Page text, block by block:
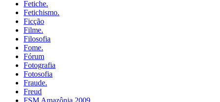
Fetiche.
Fetichismo.
Ficção
Filme.
Filosofia
Fome.
Fórum
Fotografia
Fotosofia
Fraude.
Freud